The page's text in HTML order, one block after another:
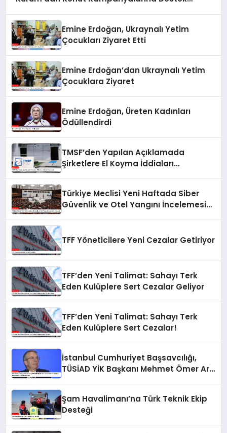
Emine Erdoğan, Ukraynalı Yetim
Çocukları Ziyaret Etti
Emine Erdoğan’dan Ukraynalı Yetim
Çocuklara Ziyaret
Emine Erdoğan, Üreten Kadınları
Ödüllendirdi
TMSF’den Yapılan Açıklamada
Şirketlere El Koyma İddiaları
Türkiye Meclisi Yeni Haftada Siber
Güvenlik ve Otel Yangını İncelemesi
TFF Yöneticilere Yeni Cezalar Getiriyor
TFF’den Yeni Talimat: Sahayı Terk
Eden Kulüplere Sert Cezalar Geliyor
TFF’den Yeni Talimat: Sahayı Terk
Eden Kulüplere Sert Cezalar!
İstanbul Cumhuriyet Başsavcılığı,
TÜSİAD YİK Başkanı Mehmet Ömer Arif
Şam Havalimanı’na Türk Teknik Ekip
Desteği